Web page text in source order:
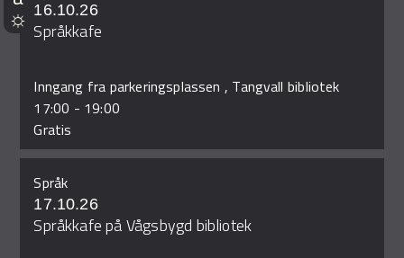
16.10.26
Språkkafe
Inngang fra parkeringsplassen , Tangvall bibliotek
17:00 - 19:00
Gratis
Språk
17.10.26
Språkkafe på Vågsbygd bibliotek